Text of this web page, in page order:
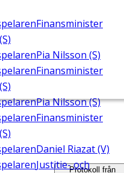
Finansminister
Pia Nilsson (S)
Finansminister
Pia Nilsson (S)
Finansminister
Daniel Riazat (V)
Justitie- ochProtokoll från